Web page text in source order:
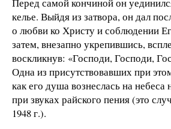
Перед самой кончиной он
келье. Выйдя из затвора, он дал
о любви ко Христу и соблюдении
затем, внезапно укрепившись,
воскликнув: «Господи, Господи,
Одна из присутствовавших при
как его душа вознеслась на небеса
при звуках райского пения (это
1948 г.).